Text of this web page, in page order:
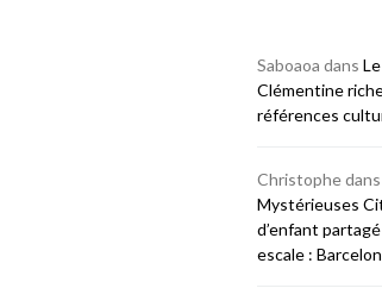
Saboaoa dans
Clémentine
références
Christophedans
Mystérieuses
d’enfant
escale :